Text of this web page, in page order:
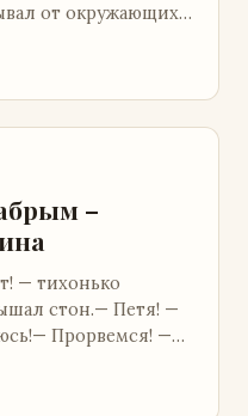
от окружающих.
–
— тихонько
стон.— Петя! —
Прорвемся! —